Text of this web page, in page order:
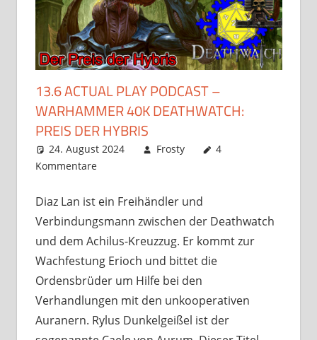
13.6 ACTUAL PLAY PODCAST –
WARHAMMER 40K DEATHWATCH:
PREIS DER HYBRIS
24. August 2024 Frosty
4
Kommentare
Diaz Lan ist ein Freihändler und
Verbindungsmann zwischen der Deathwatch
und dem Achilus-Kreuzzug. Er kommt zur
Wachfestung Erioch und bittet die
Ordensbrüder um Hilfe bei den
Verhandlungen mit den unkooperativen
Auranern. Rylus Dunkelgeißel ist der